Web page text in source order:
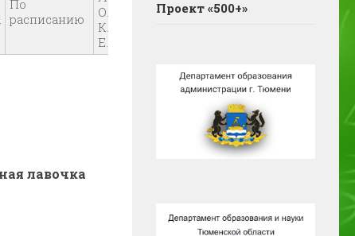
По
расписанию
О.М.Васильева
К.С., Аненкова
Е.В.
лавочка
Проект «500+»